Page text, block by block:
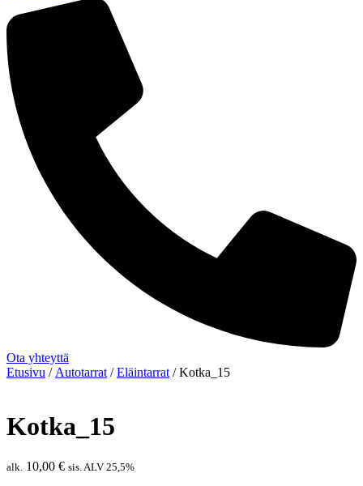
Ota yhteyttä
Etusivu / Autotarrat /Eläintarrat / Kotka_15
Kotka_15
alk. 10,00 € sis. ALV 25,5%